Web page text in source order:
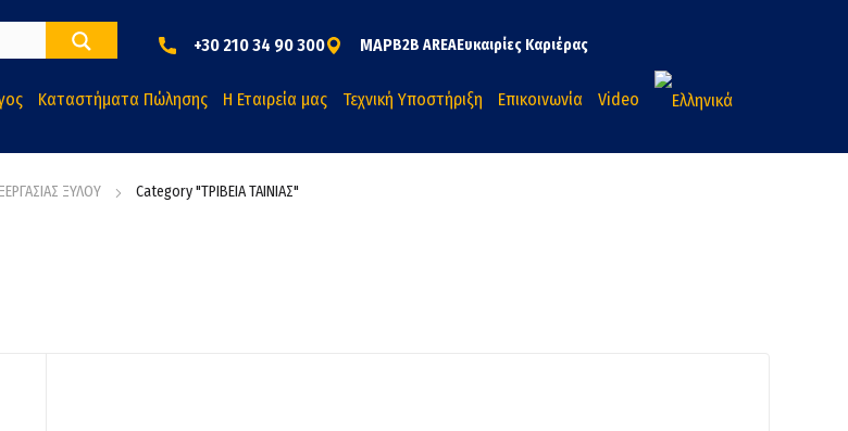
+30 210 34 90 300 MAPB2B AREAΕυκαιρίες Καριέρας
Καταστήματα Πώλησης Η Εταιρεία μας Τεχνική Υποστήριξη Επικοινωνία Video
ΞΥΛΟΥ Category "ΤΡΙΒΕΙΑ ΤΑΙΝΙΑΣ"